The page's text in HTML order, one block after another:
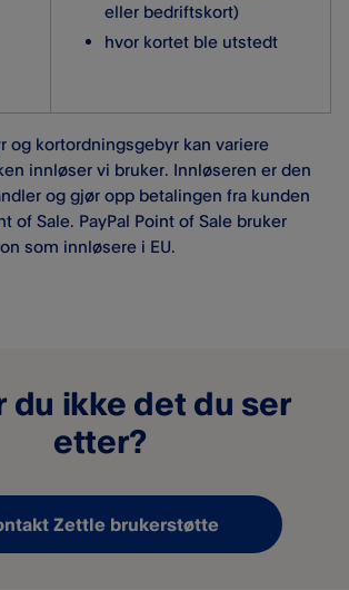
eller bedriftskort)
hvor kortet ble utstedt
og kortordningsgebyr kan variere
innløser vi bruker. Innløseren er den
og gjør opp betalingen fra kunden
of Sale. PayPal Point of Sale bruker
som innløsere i EU.
du ikke det du ser
etter?
Zettle brukerstøtte